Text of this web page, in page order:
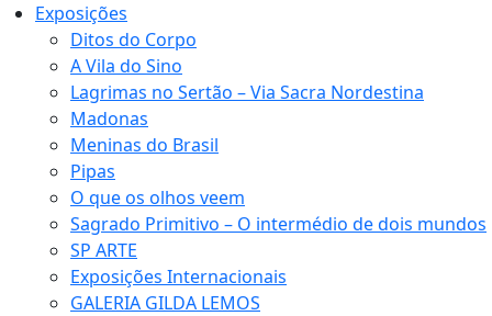
Exposições
Ditos do Corpo
A Vila do Sino
Lagrimas no Sertão – Via Sacra Nordestina
Madonas
Meninas do Brasil
Pipas
O que os olhos veem
Sagrado Primitivo – O intermédio de dois mundos
SP ARTE
Exposições Internacionais
GALERIA GILDA LEMOS